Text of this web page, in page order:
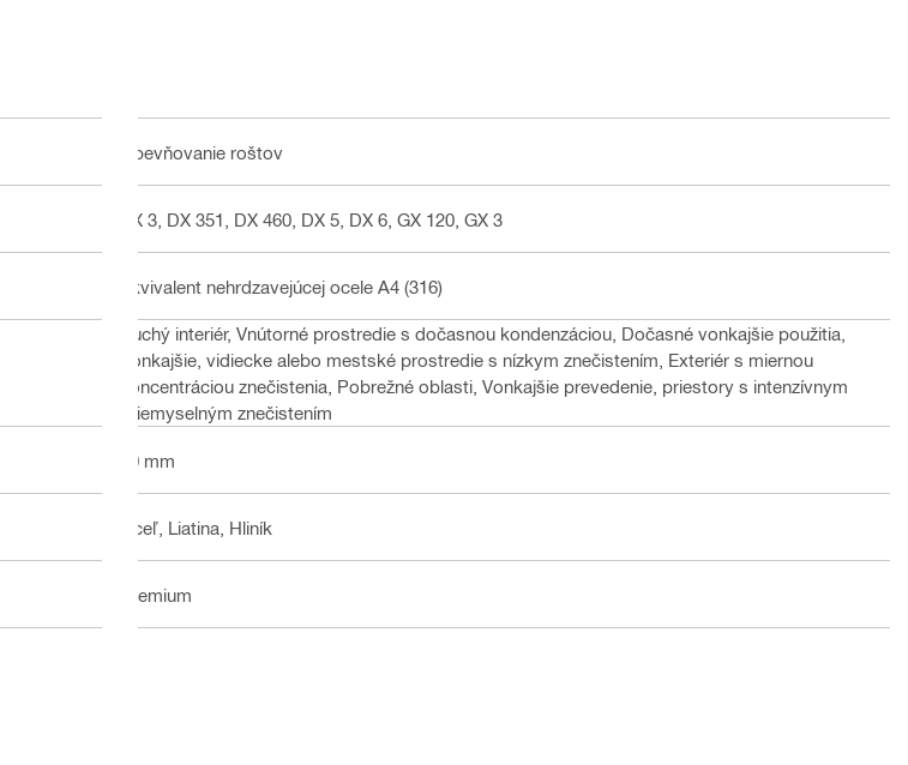
Upevňovanie roštov
BX 3, DX 351, DX 460, DX 5, DX 6, GX 120, GX 3
Ekvivalent nehrdzavejúcej ocele A4 (316)
Suchý interiér, Vnútorné prostredie s dočasnou kondenzáciou, Dočasné vonkajšie použitia,
Vonkajšie, vidiecke alebo mestské prostredie s nízkym znečistením, Exteriér s miernou
koncentráciou znečistenia, Pobrežné oblasti, Vonkajšie prevedenie, priestory s intenzívnym
priemyselným znečistením
10 mm
Oceľ, Liatina, Hliník
Premium